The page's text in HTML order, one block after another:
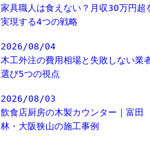
家具職人は食えない？月収30万円超
実現する4つの戦略
2026/08/04
木工外注の費用相場と失敗しない業
選び5つの視点
2026/08/03
飲食店厨房の木製カウンター｜富田
林・大阪狭山の施工事例